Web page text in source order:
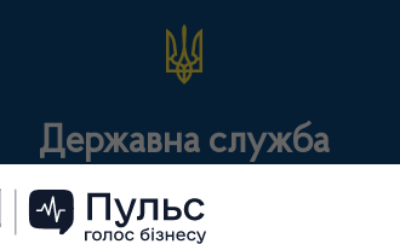
Державна служба
документи Для громадськості